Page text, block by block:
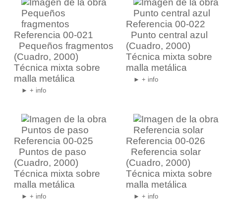
Referencia 00-021
Pequeños fragmentos
(Cuadro, 2000)
Técnica mixta sobre
malla metálica
► + info
Referencia 00-022
Punto central azul
(Cuadro, 2000)
Técnica mixta sobre
malla metálica
► + info
Referencia 00-025
Puntos de paso
(Cuadro, 2000)
Técnica mixta sobre
malla metálica
► + info
Referencia 00-026
Referencia solar
(Cuadro, 2000)
Técnica mixta sobre
malla metálica
► + info